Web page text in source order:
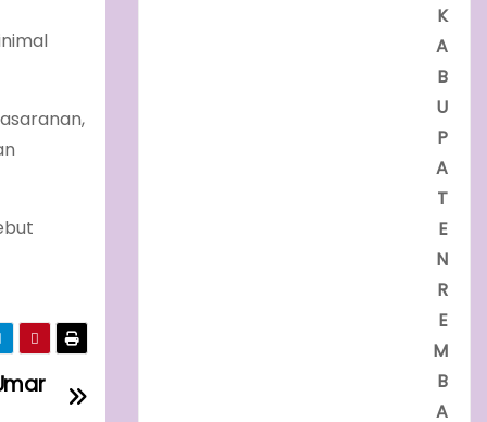
K
A
B
U
P
A
T
E
N
R
E
M
B
A